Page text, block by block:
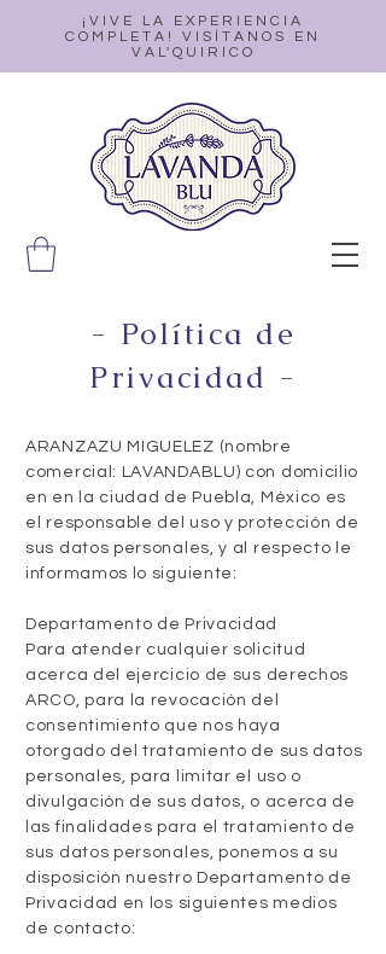
¡VIVE LA EXPERIENCIA
COMPLETA! VISÍTANOS EN
VAL'QUIRICO
- Política de
Privacidad -
ARANZAZU MIGUELEZ (nombre
comercial: LAVANDABLU) con domicilio
en en la ciudad de Puebla, México es
el responsable del uso y protección de
sus datos personales, y al respecto le
informamos lo siguiente:
Departamento de Privacidad
Para atender cualquier solicitud
acerca del ejercicio de sus derechos
ARCO, para la revocación del
consentimiento que nos haya
otorgado del tratamiento de sus datos
personales, para limitar el uso o
divulgación de sus datos, o acerca de
las finalidades para el tratamiento de
sus datos personales, ponemos a su
disposición nuestro Departamento de
Privacidad en los siguientes medios
de contacto: